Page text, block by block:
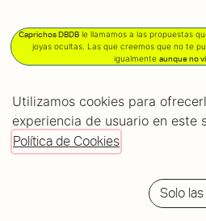
Caprichos DBDB le llamamos a las propuestas
joyas ocultas. Las que creemos que no te
igualmente aunque no
tickets
Utilizamos cookies para
experiencia de usuario en este
Política de Cookies
Solo